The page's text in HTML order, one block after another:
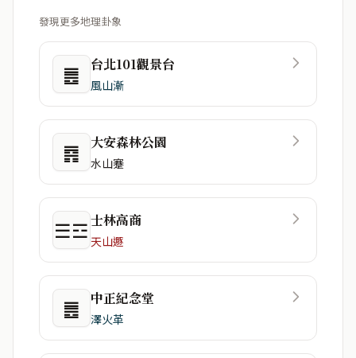
發現更多地理卦象
䷌ 台北101觀景台
風山漸
䷴ 大安森林公園
水山蹇
☰☲士林高商
天山遯
䷌ 中正紀念堂
澤火革